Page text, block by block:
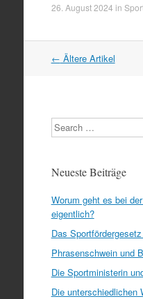
26. August 2024 in
Artikel
← Ältere Artikel
Search
Neueste Beiträge
Worum geht es bei
eigentlich?
Das
Phrasenschwein und
Die Sportministerin
Die unterschiedlichen